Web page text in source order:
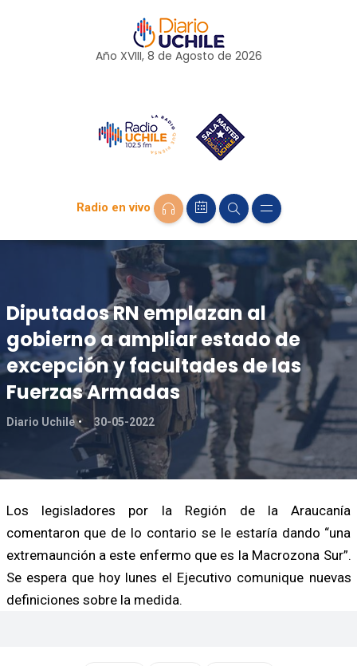
Año XVIII, 8 de Agosto de 2026
Radio en vivo
Diputados RN emplazan al
gobierno a ampliar estado de
excepción y facultades de las
Fuerzas Armadas
Diario Uchile 30-05-2022
Los legisladores por la Región de la Araucanía
comentaron que de lo contario se le estaría dando “una
extremaunción a este enfermo que es la Macrozona Sur”.
Se espera que hoy lunes el Ejecutivo comunique nuevas
definiciones sobre la medida.